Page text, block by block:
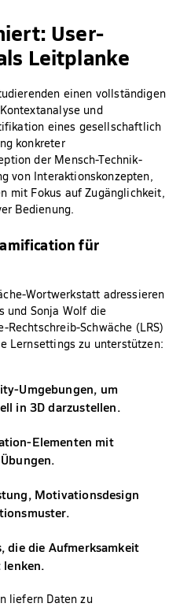
User-
Leitplanke
einen vollständigen
und
eines gesellschaftlich
konkreter
der Mensch-Technik-
von Interaktionskonzepten,
mit Fokus auf Zugänglichkeit,
Bedienung.
für
Wortwerkstatt adressieren
und Sonja Wolf die
Schwäche (LRS)
Lernsettings zu unterstützen:
Umgebungen, um
in 3D darzustellen.
Elementen mit
Motivationsdesign
die die Aufmerksamkeit
liefern Daten zu